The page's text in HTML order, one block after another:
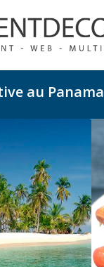
au Panama